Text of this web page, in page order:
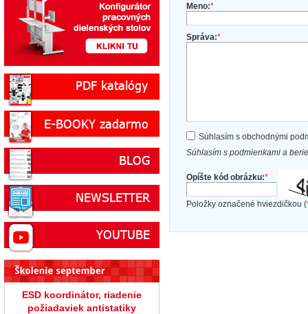
Meno:*
Správa:*
Súhlasím s obchodnými
Súhlasím s podmienkami a
Opíšte kód obrázku:*
Položky označené hviezdičkou (
ESD koordinátor, riadenie
požiadaviek antistatiky